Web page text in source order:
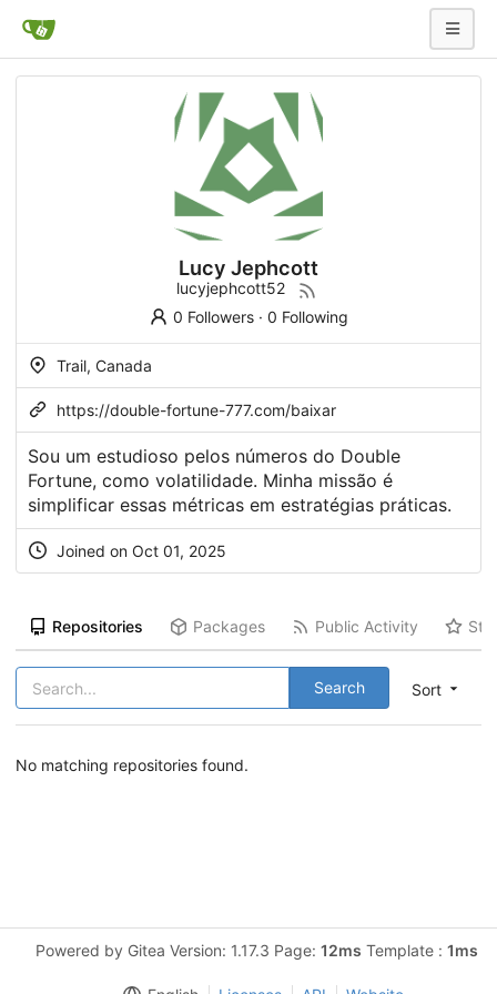
Lucy Jephcott
lucyjephcott52
0 Followers· 0 Following
Trail, Canada
https://double-fortune-777.com/baixar
Sou um estudioso pelos números do Double
Fortune, como volatilidade. Minha missão é
simplificar essas métricas em estratégias práticas.
Joined on Oct 01, 2025
Repositories Packages Public Activity
Sort
Search
No matching repositories found.
Powered by Gitea Version: 1.17.3 Page: 12ms Template : 1ms